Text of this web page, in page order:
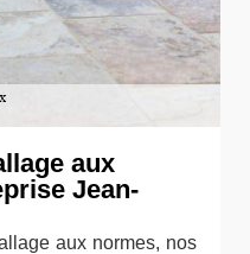
aux
Jean-
aux normes, nos